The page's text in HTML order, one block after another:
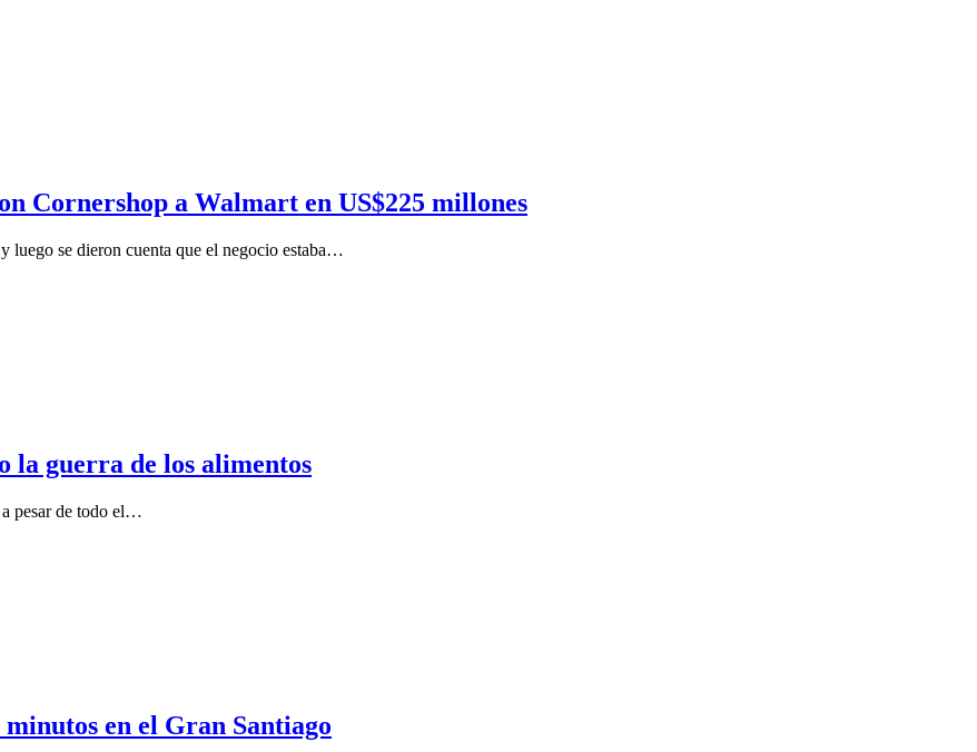
Cornershop a Walmart en US$225 millones
luego se dieron cuenta que el negocio estaba…
la guerra de los alimentos
pesar de todo el…
en el Gran Santiago